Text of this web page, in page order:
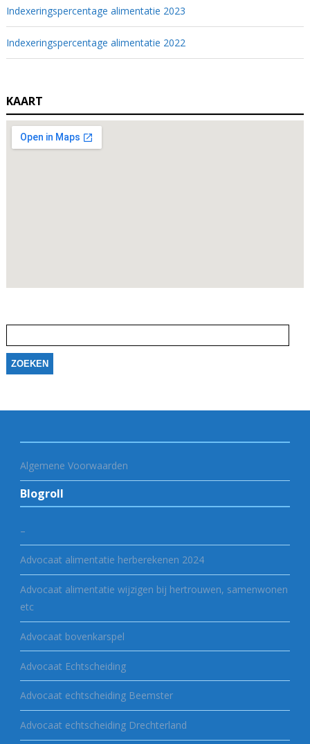
Indexeringspercentage alimentatie 2023
Indexeringspercentage alimentatie 2022
KAART
naar:
Algemene Voorwaarden
Blogroll
–
Advocaat alimentatie herberekenen 2024
Advocaat alimentatie wijzigen bij hertrouwen, samenwonen
etc
Advocaat bovenkarspel
Advocaat Echtscheiding
Advocaat echtscheiding Beemster
Advocaat echtscheiding Drechterland